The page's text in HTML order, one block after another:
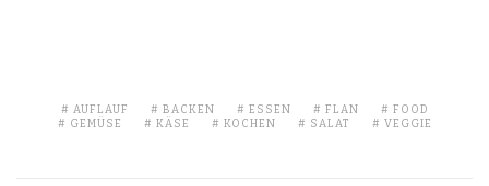
AUFLAUF BACKEN ESSEN FLAN
FOOD
GEMÜSE
KÄSE KOCHEN SALAT VEGGIE